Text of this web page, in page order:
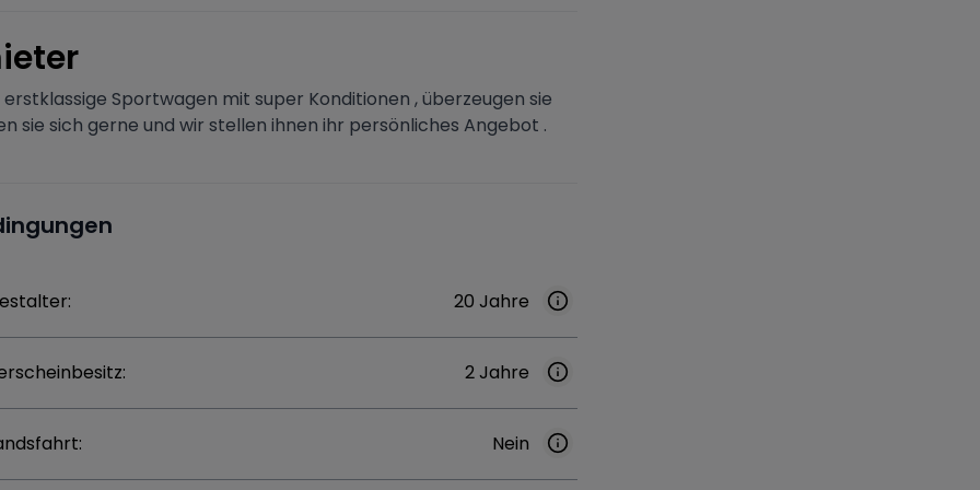
erstklassige Sportwagen mit super Konditionen , überzeugen sie
sie sich gerne und wir stellen ihnen ihr persönliches Angebot .
20 Jahre
2 Jahre
Nein